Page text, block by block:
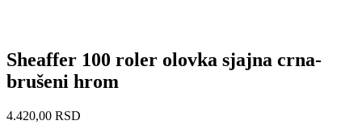
Sheaffer 100 roler olovka sjajna crna-
brušeni hrom
4.420,00 RSD